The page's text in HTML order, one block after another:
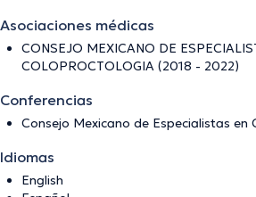
Asociaciones médicas
CONSEJO MEXICANO DE
COLOPROCTOLOGIA (2018 - 2022)
Conferencias
Consejo Mexicano de Especialistas
Idiomas
English